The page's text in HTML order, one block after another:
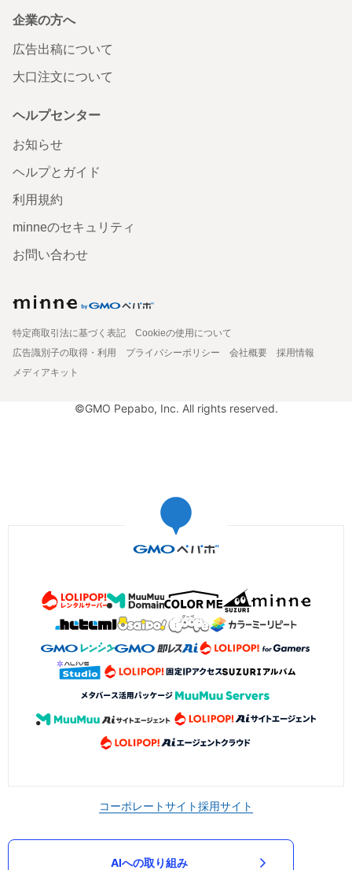
企業の方へ
広告出稿について
大口注文について
ヘルプセンター
お知らせ
ヘルプとガイド
利用規約
minneのセキュリティ
お問い合わせ
特定商取引法に基づく表記
Cookieの使用について
広告識別子の取得・利用
プライバシーポリシー 会社概要
採用情報
メディアキット
©GMO Pepabo, Inc. All rights reserved.
コーポレートサイト採用サイト
AIへの取り組み